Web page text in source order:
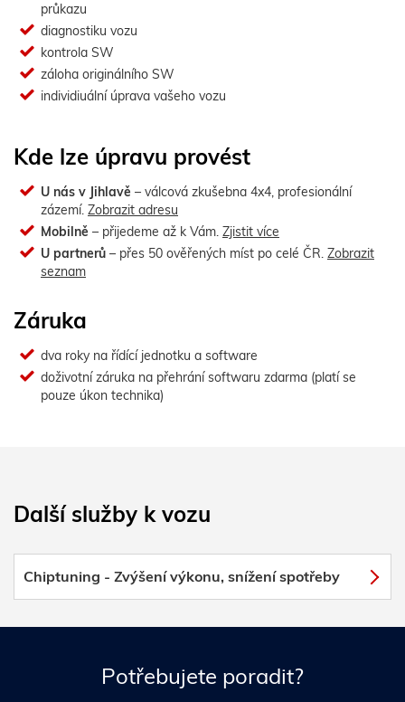
průkazu
diagnostiku vozu
kontrola SW
záloha originálního SW
individiuální úprava vašeho vozu
Kde lze úpravu provést
U nás v Jihlavě – válcová zkušebna 4x4, profesionální
zázemí. Zobrazit adresu
Mobilně – přijedeme až k Vám. Zjistit více
U partnerů – přes 50 ověřených míst po celé ČR. Zobrazit
seznam
Záruka
dva roky na řídící jednotku a software
doživotní záruka na přehrání softwaru zdarma (platí se
pouze úkon technika)
Další služby k vozu
Chiptuning - Zvýšení výkonu, snížení spotřeby
Potřebujete poradit?